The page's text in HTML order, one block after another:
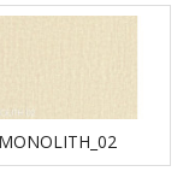
MONOLITH_02